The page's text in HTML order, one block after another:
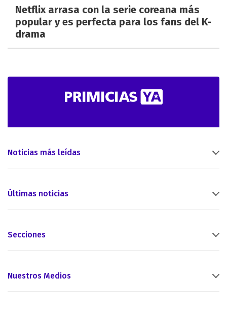
Netflix arrasa con la serie coreana más
popular y es perfecta para los fans del K-
drama
Noticias más leídas
Últimas noticias
Secciones
Nuestros Medios